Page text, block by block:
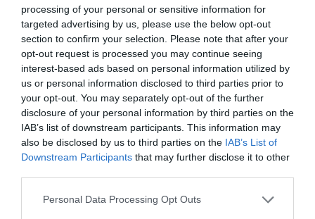
processing of your personal or sensitive information for
targeted advertising by us, please use the below opt-out
section to confirm your selection. Please note that after your
opt-out request is processed you may continue seeing
interest-based ads based on personal information utilized by
us or personal information disclosed to third parties prior to
your opt-out. You may separately opt-out of the further
disclosure of your personal information by third parties on the
IAB’s list of downstream participants. This information may
also be disclosed by us to third parties on the IAB’s List of
Downstream Participants that may further disclose it to other
Personal Data Processing Opt Outs